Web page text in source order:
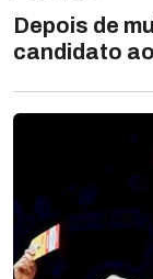
Depois de
candidato